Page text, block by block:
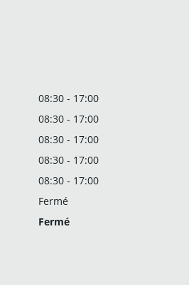
08:30 - 17:00
08:30 - 17:00
08:30 - 17:00
08:30 - 17:00
08:30 - 17:00
Fermé
Fermé